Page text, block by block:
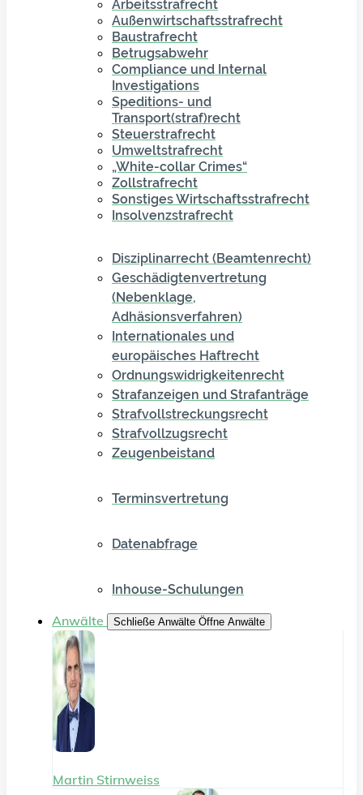
Arbeitsstrafrecht
Außenwirtschaftsstrafrecht
Baustrafrecht
Betrugsabwehr
Compliance und Internal
Investigations
Speditions- und
Transport(straf)recht
Steuerstrafrecht
Umweltstrafrecht
„White-collar Crimes“
Zollstrafrecht
Sonstiges Wirtschaftsstrafrecht
Insolvenzstrafrecht
Disziplinarrecht (Beamtenrecht)
Geschädigtenvertretung
(Nebenklage,
Adhäsionsverfahren)
Internationales und
europäisches Haftrecht
Ordnungswidrigkeitenrecht
Strafanzeigen und Strafanträge
Strafvollstreckungsrecht
Strafvollzugsrecht
Zeugenbeistand
Terminsvertretung
Datenabfrage
Inhouse-Schulungen
Anwälte Schließe Anwälte Öffne Anwälte
Martin Stirnweiss